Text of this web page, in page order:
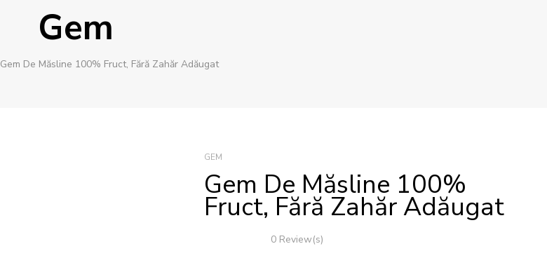
Gem
Gem De Măsline 100% Fruct, Fără Zahăr Adăugat
GEM
Gem De Măsline 100%
Fruct, Fără Zahăr Adăugat
0 Review(s)